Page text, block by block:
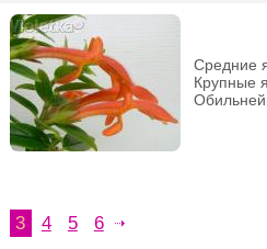
Средние
Крупные
3 4 5 6